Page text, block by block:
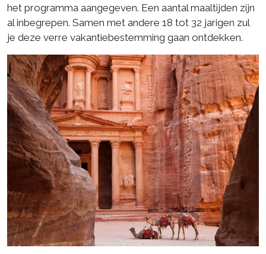
het programma aangegeven. Een aantal maaltijden zijn
al inbegrepen. Samen met andere 18 tot 32 jarigen zul
je deze verre vakantiebestemming gaan ontdekken.